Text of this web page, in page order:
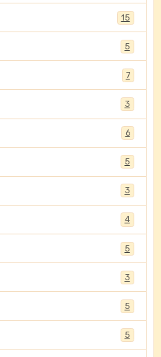
15
5
7
3
6
5
3
4
5
3
5
5